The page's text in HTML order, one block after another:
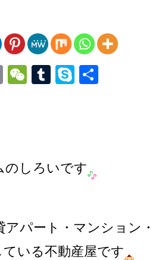
E
W
T
S
のしろいです
アパート・マンション・
ている不動産屋です